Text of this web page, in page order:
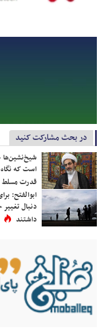
در بحث مشارکت کنید
شیخ‌نشین‌ها
است که نگاه
قدرت
ابوالفتح:
دنبال
داشتند